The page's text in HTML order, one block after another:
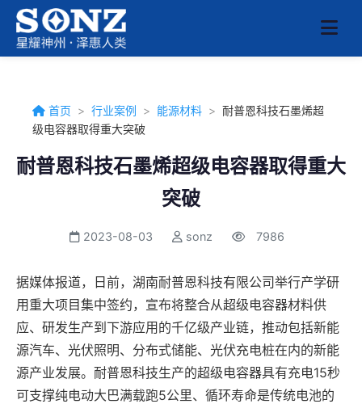
首页 > 行业案例 > 能源材料 > 耐普恩科技石墨烯超
级电容器取得重大突破
耐普恩科技石墨烯超级电容器取得重大
突破
2023-08-03 sonz 7986
据媒体报道，日前，湖南耐普恩科技有限公司举行产学研
用重大项目集中签约，宣布将整合从超级电容器材料供
应、研发生产到下游应用的千亿级产业链，推动包括新能
源汽车、光伏照明、分布式储能、光伏充电桩在内的新能
源产业发展。耐普恩科技生产的超级电容器具有充电15秒
可支撑纯电动大巴满载跑5公里、循环寿命是传统电池的